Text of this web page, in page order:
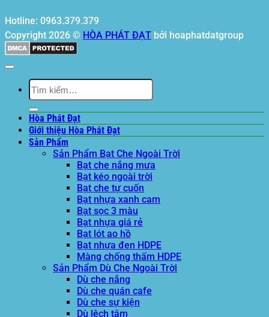
Hotline: 0963.379.379
Copyright 2026 © HÒA PHÁT ĐẠT bởi hoaphatdatgroup
Tìm
kiếm:
Hòa Phát Đạt
Giới thiệu Hòa Phát Đạt
Sản Phẩm
Sản Phẩm Bạt Che Ngoài Trời
Bạt che nắng mưa
Bạt kéo ngoài trời
Bạt che tự cuốn
Bạt nhựa xanh cam
Bạt sọc 3 màu
Bạt nhựa giá rẻ
Bạt lót ao hồ
Bạt nhựa đen HDPE
Màng chống thấm HDPE
Sản Phẩm Dù Che Ngoài Trời
Dù che nắng
Dù che quán cafe
Dù che sự kiện
Dù lệch tâm